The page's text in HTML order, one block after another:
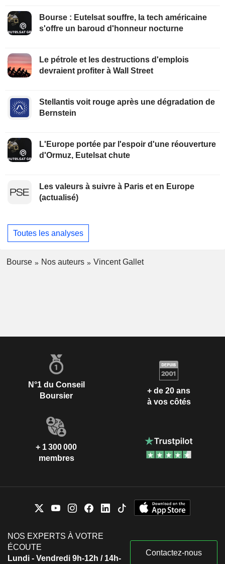
Bourse : Eutelsat souffre, la tech américaine
s'offre un baroud d'honneur nocturne
Le pétrole et les destructions d'emplois
devraient profiter à Wall Street
Stellantis voit rouge après une dégradation de
Bernstein
L'Europe portée par l'espoir d'une réouverture
d'Ormuz, Eutelsat chute
Les valeurs à suivre à Paris et en Europe
(actualisé)
Toutes les analyses
Bourse Nos auteurs Vincent Gallet
N°1 du Conseil
Boursier
+ de 20 ans
à vos côtés
+ 1 300 000
membres
NOS EXPERTS À VOTRE
ÉCOUTE
Lundi - Vendredi 9h-12h / 14h-
Contactez-nous